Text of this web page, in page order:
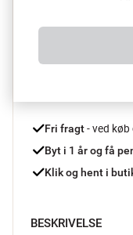
Fri fragt - ved
Byt i 1 år og få
Klik og hent i
BESKRIVELSE